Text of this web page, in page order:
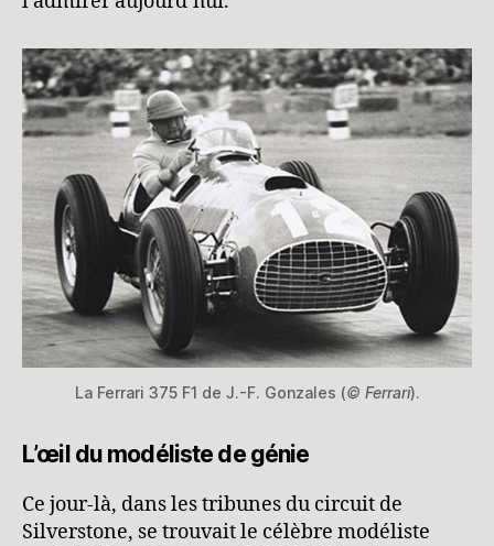
La Ferrari 375 F1 de J.-F. Gonzales (© Ferrari).
L’œil du modéliste de génie
Ce jour-là, dans les tribunes du circuit de
Silverstone, se trouvait le célèbre modéliste